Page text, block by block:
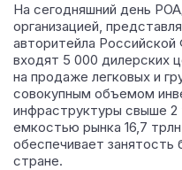
На сегодняшний день
организацией,
авторитейла
входят 5 000 дилерских
на продаже легковых и
совокупным объемом
инфраструктуры свыше 2
емкостью рынка 16,7
обеспечивает занятость
стране.